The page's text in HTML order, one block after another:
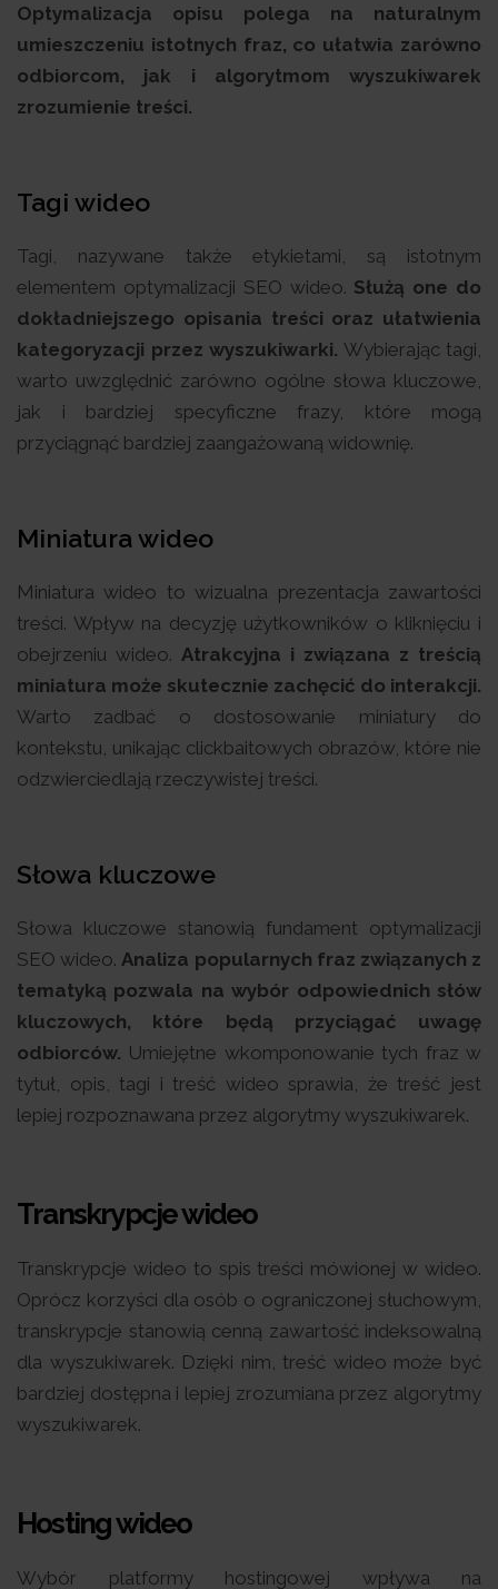
Optymalizacja opisu polega na naturalnym
umieszczeniu istotnych fraz, co ułatwia zarówno
odbiorcom, jak i algorytmom wyszukiwarek
zrozumienie treści.
Tagi wideo
Tagi, nazywane także etykietami, są istotnym
elementem optymalizacji SEO wideo. Służą one do
dokładniejszego opisania treści oraz ułatwienia
kategoryzacji przez wyszukiwarki. Wybierając tagi,
warto uwzględnić zarówno ogólne słowa kluczowe,
jak i bardziej specyficzne frazy, które mogą
przyciągnąć bardziej zaangażowaną widownię.
Miniatura wideo
Miniatura wideo to wizualna prezentacja zawartości
treści. Wpływ na decyzję użytkowników o kliknięciu i
obejrzeniu wideo. Atrakcyjna i związana z treścią
miniatura może skutecznie zachęcić do interakcji.
Warto zadbać o dostosowanie miniatury do
kontekstu, unikając clickbaitowych obrazów, które nie
odzwierciedlają rzeczywistej treści.
Słowa kluczowe
Słowa kluczowe stanowią fundament optymalizacji
SEO wideo. Analiza popularnych fraz związanych z
tematyką pozwala na wybór odpowiednich słów
kluczowych, które będą przyciągać uwagę
odbiorców. Umiejętne wkomponowanie tych fraz w
tytuł, opis, tagi i treść wideo sprawia, że treść jest
lepiej rozpoznawana przez algorytmy wyszukiwarek.
Transkrypcje wideo
Transkrypcje wideo to spis treści mówionej w wideo.
Oprócz korzyści dla osób o ograniczonej słuchowym,
transkrypcje stanowią cenną zawartość indeksowalną
dla wyszukiwarek. Dzięki nim, treść wideo może być
bardziej dostępna i lepiej zrozumiana przez algorytmy
wyszukiwarek.
Hosting wideo
Wybór platformy hostingowej wpływa na